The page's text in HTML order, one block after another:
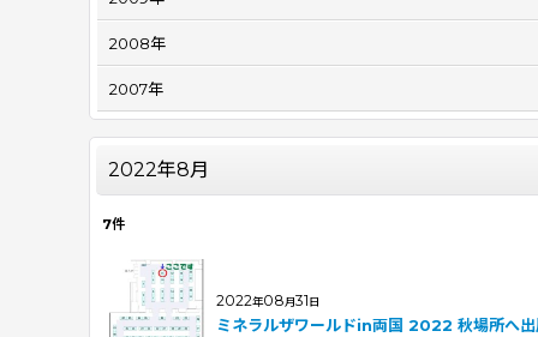
2022年8月
7件
2022年08月31日
ミネラルザワールドin両国 2022 秋場所へ出
2008年
2007年